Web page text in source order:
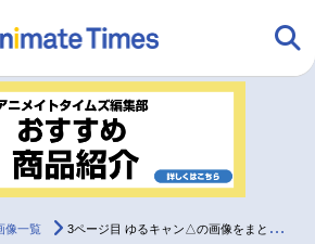
キング アニメ
なの声
像一覧 3ページ目 ゆるキャン△の画像をまとめました